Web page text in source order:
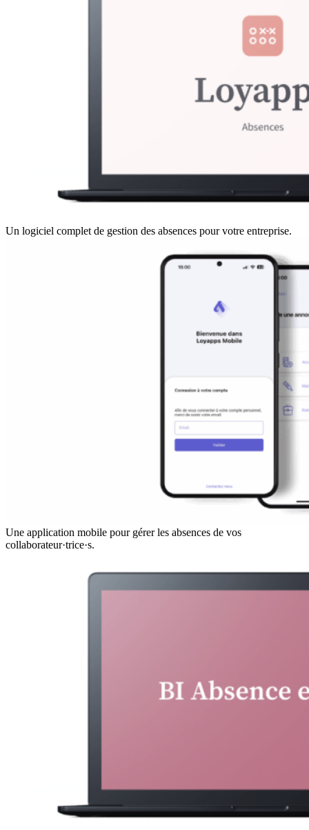
Un logiciel complet de gestion des absences pour votre entreprise.
Une application mobile pour gérer les absences de vos
collaborateur·trice·s.